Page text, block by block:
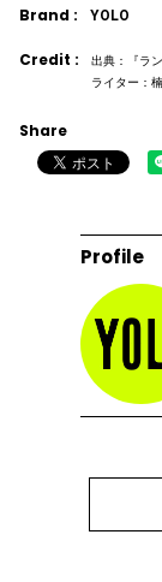
Brand : YOLO
Credit :
出典：『ラ
ライター：
Share
Profile